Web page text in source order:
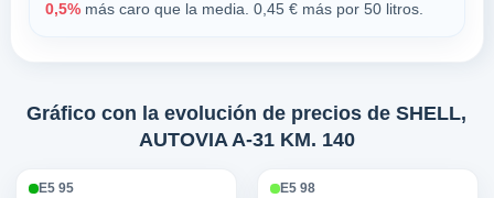
0,5%más caro que la media. 0,45 € más por 50 litros.
Gráfico con la evolución de precios de SHELL,
AUTOVIA A-31 KM. 140
E5 95 E5 98